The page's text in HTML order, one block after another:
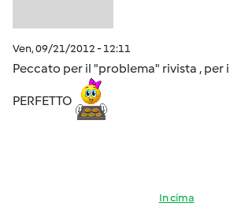
Ven, 09/21/2012 - 12:11
Peccato per il "problema" rivista , per
PERFETTO
In cima